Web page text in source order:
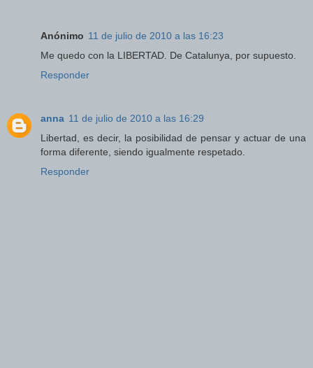
Anónimo 11 de julio de 2010 a las 16:23
Me quedo con la LIBERTAD. De Catalunya, por supuesto.
Responder
anna 11 de julio de 2010 a las 16:29
Libertad, es decir, la posibilidad de pensar y actuar de una
forma diferente, siendo igualmente respetado.
Responder